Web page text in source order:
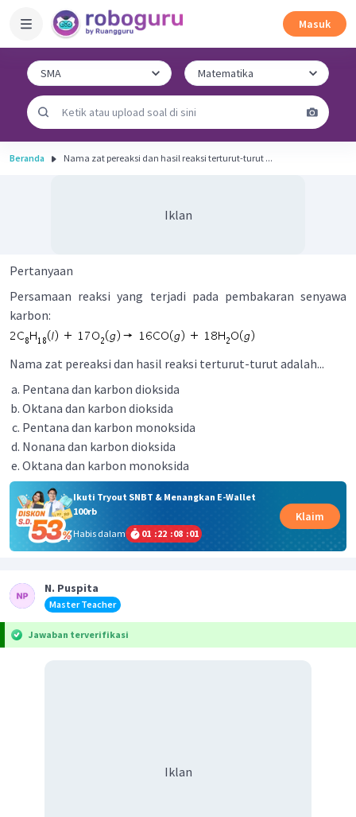
Masuk
Beranda Nama zat pereaksi dan hasil reaksi terturut-turut ...
Iklan
Pertanyaan
Persamaan reaksi yang terjadi pada pembakaran senyawa
karbon:
Nama zat pereaksi dan hasil reaksi terturut-turut adalah...
Pentana dan karbon dioksida
Oktana dan karbon dioksida
Pentana dan karbon monoksida
Nonana dan karbon dioksida
Oktana dan karbon monoksida
Ikuti Tryout SNBT & Menangkan E-Wallet
100rb
Habis dalam
01 :22 :08 :01
Klaim
N. Puspita
Master Teacher
Jawaban terverifikasi
Iklan